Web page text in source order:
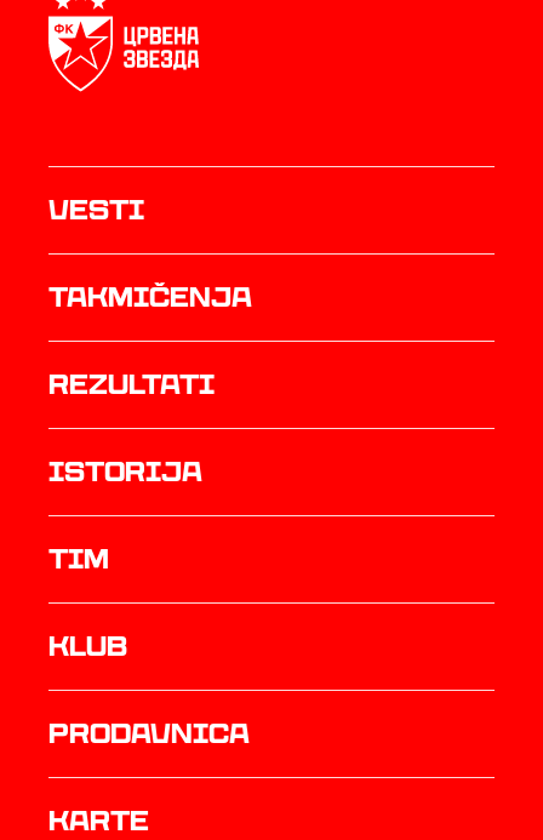
Vesti
Takmičenja
rezultati
istorija
TIM
Klub
prodavnica
Karte